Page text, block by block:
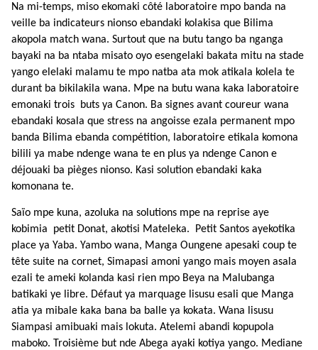
Na mi-temps, miso ekomaki côté laboratoire mpo banda na
veille ba indicateurs nionso ebandaki kolakisa que Bilima
akopola match wana. Surtout que na butu tango ba nganga
bayaki na ba ntaba misato oyo esengelaki bakata mitu na stade
yango elelaki malamu te mpo natba ata mok atikala kolela te
durant ba bikilakila wana. Mpe na butu wana kaka laboratoire
emonaki trois buts ya Canon. Ba signes avant coureur wana
ebandaki kosala que stress na angoisse ezala permanent mpo
banda Bilima ebanda compétition, laboratoire etikala komona
bilili ya mabe ndenge wana te en plus ya ndenge Canon e
déjouaki ba pièges nionso. Kasi solution ebandaki kaka
komonana te.
Saïo mpe kuna, azoluka na solutions mpe na reprise aye
kobimia petit Donat, akotisi Mateleka. Petit Santos ayekotika
place ya Yaba. Yambo wana, Manga Oungene apesaki coup te
tête suite na cornet, Simapasi amoni yango mais moyen asala
ezali te ameki kolanda kasi rien mpo Beya na Malubanga
batikaki ye libre. Défaut ya marquage lisusu esali que Manga
atia ya mibale kaka bana ba balle ya kokata. Wana lisusu
Siampasi amibuaki mais lokuta. Atelemi abandi kopupola
maboko. Troisième but nde Abega ayaki kotiya yango. Mediane